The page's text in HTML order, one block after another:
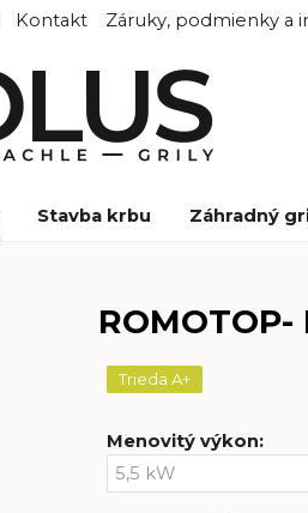
Kontakt Záruky, podmienky a
Stavba krbu Záhradný
Trieda A+
Menovitý výkon: